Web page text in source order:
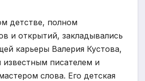
детстве, полном
и открытий, закладывались
карьеры Валерия Кустова,
известным писателем и
слова. Его детская